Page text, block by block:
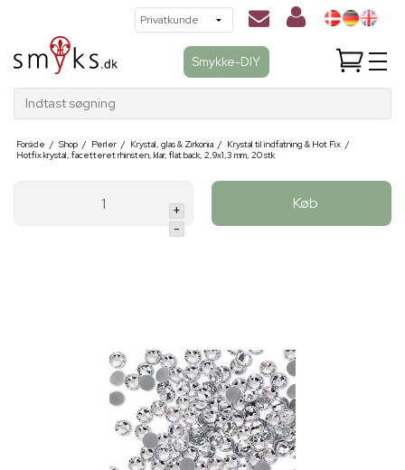
Smykke-DIY
Indtast søgning
Forside / Shop / Perler / Krystal, glas & Zirkonia / Krystal til indfatning & Hot Fix /
Hotfix krystal, facetteret rhinsten, klar, flat back, 2,9x1,3 mm, 20 stk
+
-
Køb